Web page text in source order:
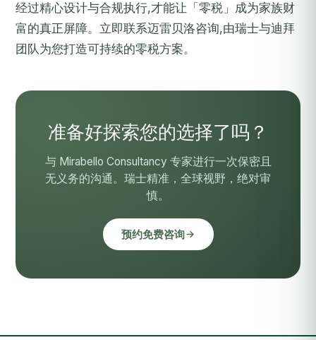
经过精心设计与合规执行,才能让「零税」成为家族财
富的真正屏障。 立即联系迈雷贝洛咨询,由瑞士与迪拜
团队为您打造可持续的零税方案。
准备好探索您的选择了吗？
与 Mirabello Consultancy 专家进行一次保密且
无义务的沟通。瑞士精准，全球视野，绝对审
慎。
预约免费咨询